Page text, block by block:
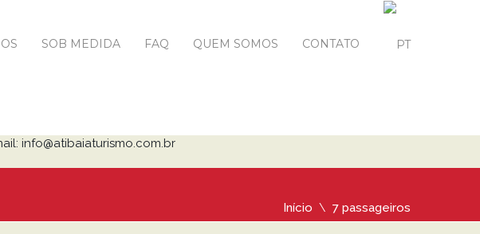
SOB MEDIDA FAQ QUEM SOMOS CONTATO
info@atibaiaturismo.com.br
Início 7 passageiros